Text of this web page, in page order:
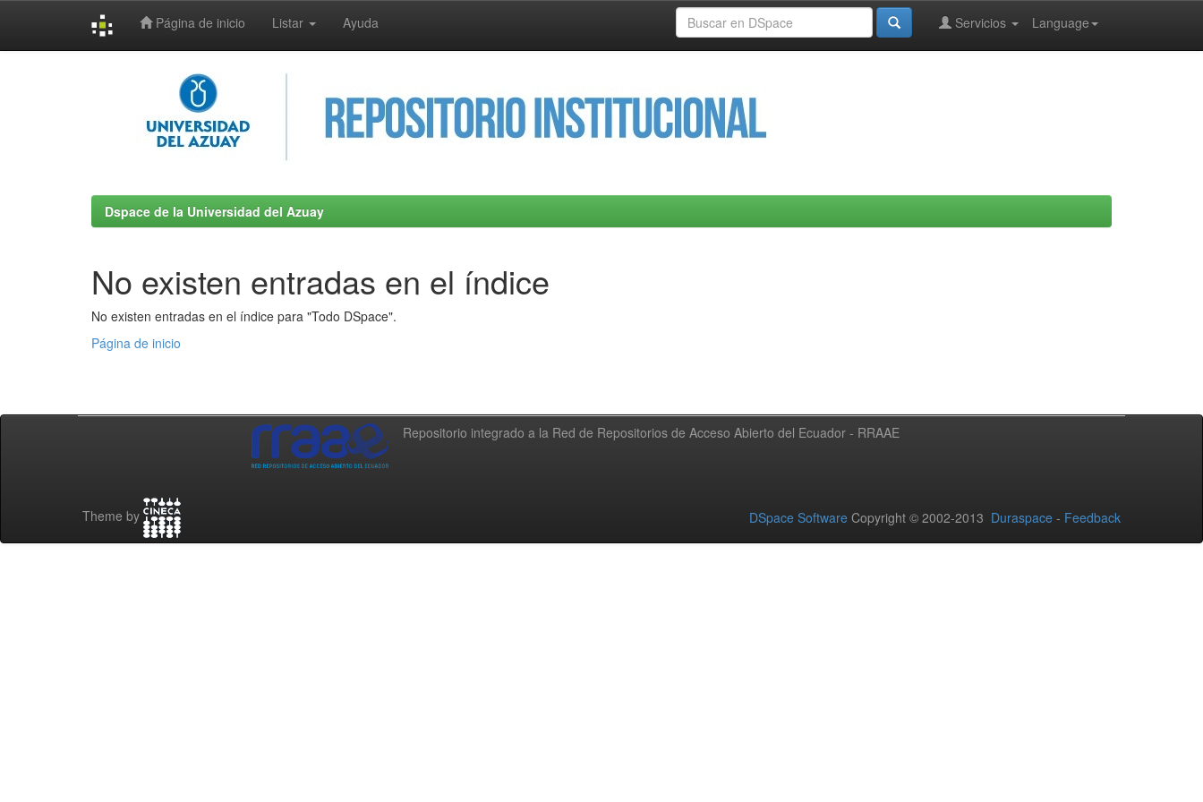
Página de inicio Listar Ayuda Language
Servicios
Dspace de la Universidad del Azuay
No existen entradas en el índice
No existen entradas en el índice para "Todo DSpace".
Página de inicio
Repositorio integrado a la Red de Repositorios de Acceso Abierto del Ecuador - RRAAE
Theme by DSpace Software Copyright © 2002-2013 Duraspace - Feedback